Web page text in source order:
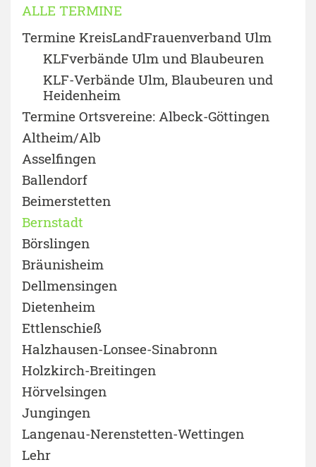
ALLE TERMINE
Termine KreisLandFrauenverband Ulm
KLFverbände Ulm und Blaubeuren
KLF-Verbände Ulm, Blaubeuren und
Heidenheim
Termine Ortsvereine: Albeck-Göttingen
Altheim/Alb
Asselfingen
Ballendorf
Beimerstetten
Bernstadt
Börslingen
Bräunisheim
Dellmensingen
Dietenheim
Ettlenschieß
Halzhausen-Lonsee-Sinabronn
Holzkirch-Breitingen
Hörvelsingen
Jungingen
Langenau-Nerenstetten-Wettingen
Lehr